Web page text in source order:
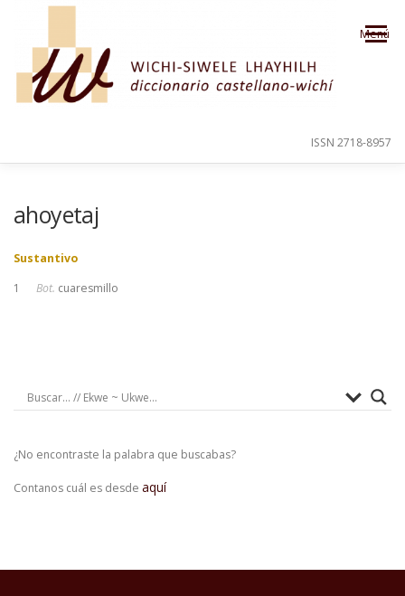
Saltar al contenido
Menú
ORDEN ALFABÉTICO
ISSN 2718-8957
ahoyetaj
Sustantivo
1 Bot. cuaresmillo
¿No encontraste la palabra que buscabas?
Contanos cuál es desde aquí